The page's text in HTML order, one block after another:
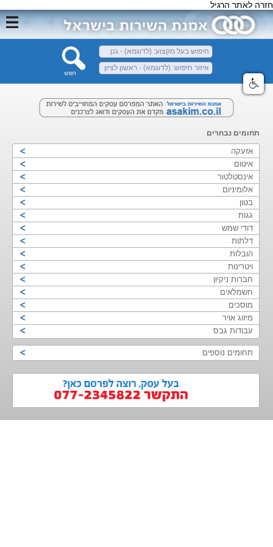
חזרה לאתר הרגיל
תחומים נבחרים
אזעקה
איטום
אינסטלטור
אלומיניום
בטון
גגות
דודי שמש
דלתות
הובלות
ויטרינות
חברות ניקיון
חשמלאים
מוסכים
מיזוג אויר
עבודות גבס
תחומים נוספים